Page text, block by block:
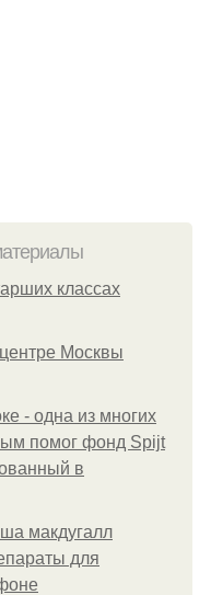
классах
Москвы
- одна из многих
помог фонд Spijt
в
макдугалл
для